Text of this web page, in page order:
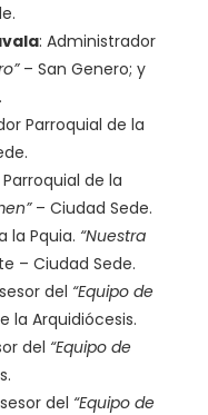
: Administrador
– San Genero; y
Parroquial de la
de la
– Ciudad Sede.
la Pquia. “Nuestra
– Ciudad Sede.
del “Equipo de
la Arquidiócesis.
del “Equipo de
del “Equipo de